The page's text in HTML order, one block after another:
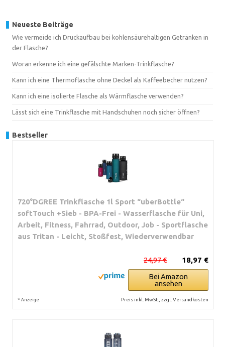
Neueste Beiträge
Wie vermeide ich Druckaufbau bei kohlensäurehaltigen Getränken in
der Flasche?
Woran erkenne ich eine gefälschte Marken-Trinkflasche?
Kann ich eine Thermoflasche ohne Deckel als Kaffeebecher nutzen?
Kann ich eine isolierte Flasche als Wärmflasche verwenden?
Lässt sich eine Trinkflasche mit Handschuhen noch sicher öffnen?
Bestseller
720°DGREE Trinkflasche 1l Sport “uberBottle“
softTouch +Sieb - BPA-Frei - Wasserflasche für Uni,
Arbeit, Fitness, Fahrrad, Outdoor, Job - Sportflasche
aus Tritan - Leicht, Stoßfest, Wiederverwendbar
18,97 €
24,97 €
Bei Amazon
ansehen
* Anzeige Preis inkl. MwSt., zzgl. Versandkosten